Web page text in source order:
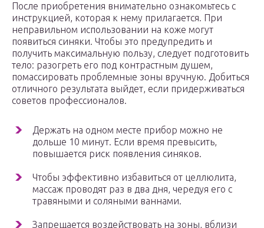
После приобретения внимательно ознакомьтесь с
инструкцией, которая к нему прилагается. При
неправильном использовании на коже могут
появиться синяки. Чтобы это предупредить и
получить максимальную пользу, следует подготовить
тело: разогреть его под контрастным душем,
помассировать проблемные зоны вручную. Добиться
отличного результата выйдет, если придерживаться
советов профессионалов.
Держать на одном месте прибор можно не
дольше 10 минут. Если время превысить,
повышается риск появления синяков.
Чтобы эффективно избавиться от целлюлита,
массаж проводят раз в два дня, чередуя его с
травяными и соляными ваннами.
Запрещается воздействовать на зоны, вблизи